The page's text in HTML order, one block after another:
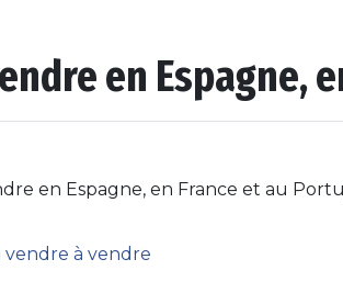
en Espagne,
en Espagne, en France et au
vendre à vendre